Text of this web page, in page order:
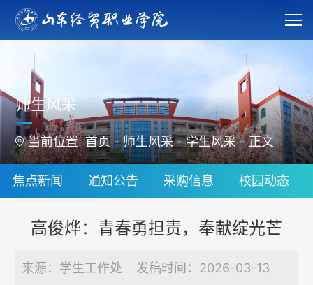
师生风采
当前位置:首页-师生风采-学生风采-正文
焦点新闻 通知公告 采购信息 校园动态
高俊烨：青春勇担责，奉献绽光芒
来源：学生工作处 发稿时间：2026-03-13